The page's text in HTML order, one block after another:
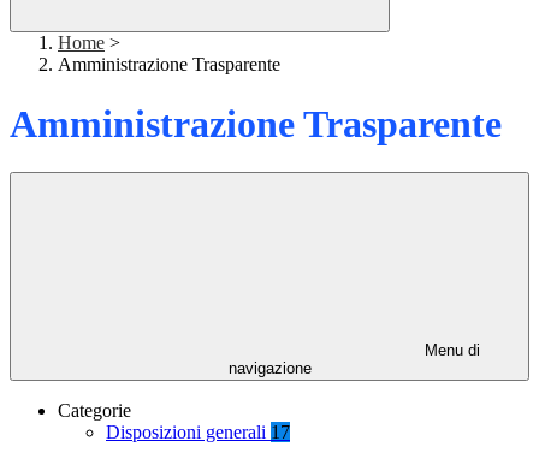
Home >
Amministrazione Trasparente
Amministrazione Trasparente
Menu di
navigazione
Categorie
Disposizioni generali 17